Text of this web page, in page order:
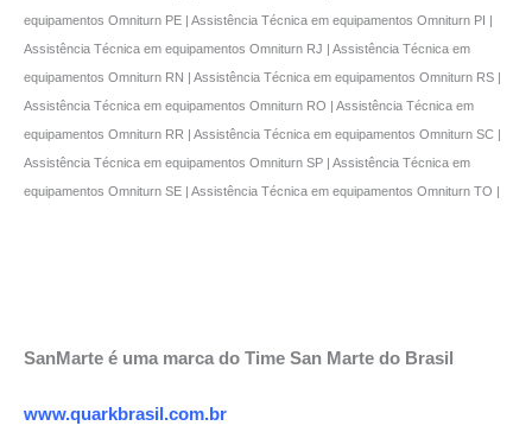
equipamentos Omniturn PE | Assistência Técnica em equipamentos Omniturn PI |
Assistência Técnica em equipamentos Omniturn RJ | Assistência Técnica em
equipamentos Omniturn RN | Assistência Técnica em equipamentos Omniturn RS |
Assistência Técnica em equipamentos Omniturn RO | Assistência Técnica em
equipamentos Omniturn RR | Assistência Técnica em equipamentos Omniturn SC |
Assistência Técnica em equipamentos Omniturn SP | Assistência Técnica em
equipamentos Omniturn SE | Assistência Técnica em equipamentos Omniturn TO |
SanMarte é uma marca do Time San Marte do Brasil
www.quarkbrasil.com.br